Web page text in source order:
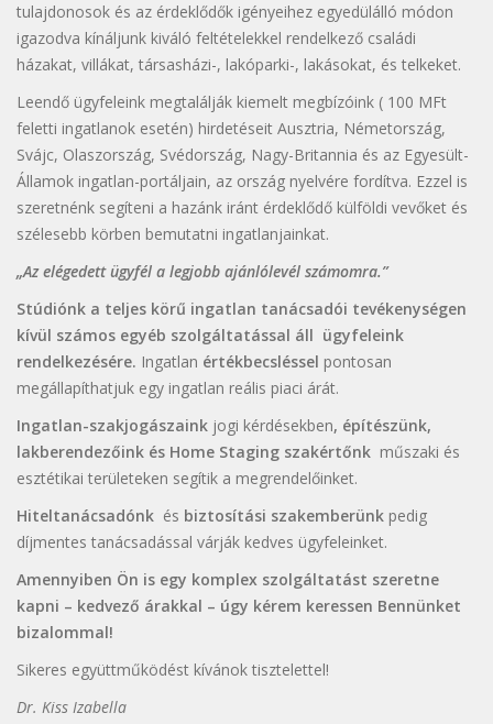
tulajdonosok és az érdeklődők igényeihez egyedülálló módon
igazodva kínáljunk kiváló feltételekkel rendelkező családi
házakat, villákat, társasházi-, lakóparki-, lakásokat, és telkeket.
Leendő ügyfeleink megtalálják kiemelt megbízóink ( 100 MFt
feletti ingatlanok esetén) hirdetéseit Ausztria, Németország,
Svájc, Olaszország, Svédország, Nagy-Britannia és az Egyesült-
Államok ingatlan-portáljain, az ország nyelvére fordítva. Ezzel is
szeretnénk segíteni a hazánk iránt érdeklődő külföldi vevőket és
szélesebb körben bemutatni ingatlanjainkat.
„Az elégedett ügyfél a legjobb ajánlólevél számomra.”
Stúdiónk a teljes körű ingatlan tanácsadói tevékenységen
kívül számos egyéb szolgáltatással áll ügyfeleink
rendelkezésére. Ingatlan értékbecsléssel pontosan
megállapíthatjuk egy ingatlan reális piaci árát.
Ingatlan-szakjogászaink jogi kérdésekben, építészünk,
lakberendezőink és Home Staging szakértőnk műszaki és
esztétikai területeken segítik a megrendelőinket.
Hiteltanácsadónk és biztosítási szakemberünk pedig
díjmentes tanácsadással várják kedves ügyfeleinket.
Amennyiben Ön is egy komplex szolgáltatást szeretne
kapni – kedvező árakkal – úgy kérem keressen Bennünket
bizalommal!
Sikeres együttműködést kívánok tisztelettel!
Dr. Kiss Izabella